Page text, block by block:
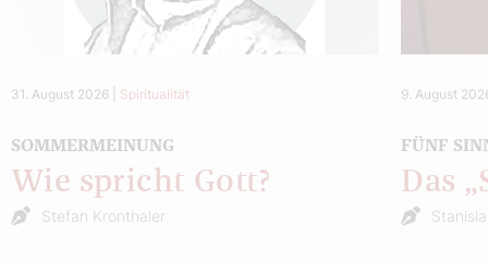
31. August 2026 Spiritualität
SOMMERMEINUNG
Wie spricht Gott?
Stefan Kronthaler
9. August
FÜNF
Das